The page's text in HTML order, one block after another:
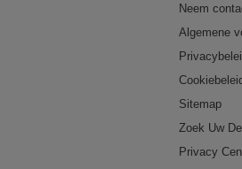
Neem
Algemene
Sitemap
Zoek Uw
Privacy